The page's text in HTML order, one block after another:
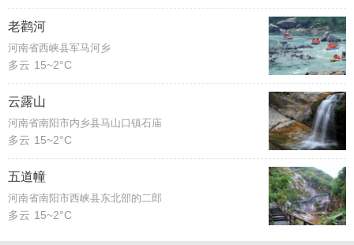
老鹳河
河南省西峡县军马河乡
多云 15~2°C
云露山
河南省南阳市内乡县马山口镇石庙
多云 15~2°C
五道幢
河南省南阳市西峡县东北部的二郎
多云 15~2°C